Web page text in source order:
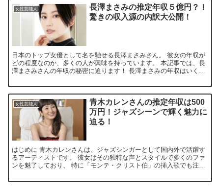
女性芸能人
長澤まさみの推定年収５億円？！
驚きの収入源の内訳大公開！
日本のトップ女優として名を馳せる長澤まさみさん。 彼女の年収が
どの程度なのか、多くの人が興味を持っています。 本記事では、長
澤まさみさんの年収の秘密に迫ります！ 長澤まさみの年収はいく
女性芸能人
青木カレンさんの推定年収は500
万円！ジャズシーンで輝く魅力に
迫る！
はじめに 青木カレンさんは、ジャズシンガーとして国内外で活躍す
るアーティストです。 彼女はその独特な声とスタイルで多くのファ
ンを魅了しており、 特に「モンテ・クリスト伯」の挿入歌でも注目